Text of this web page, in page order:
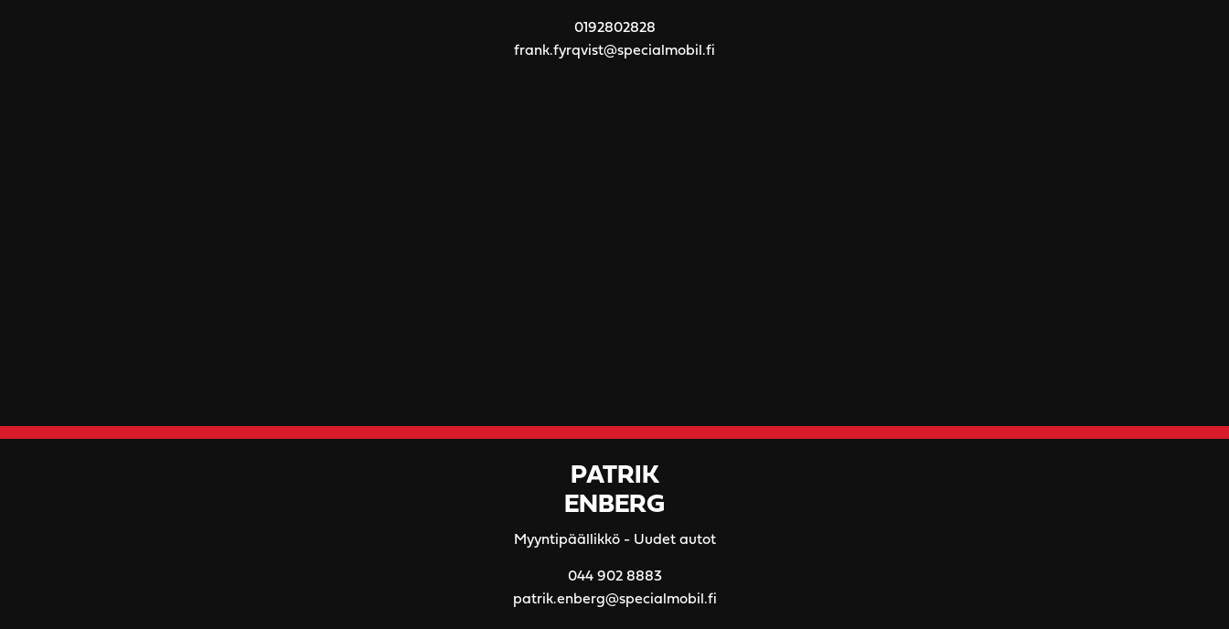
0192802828
frank.fyrqvist@specialmobil.fi
PATRIK
ENBERG
Myyntipäällikkö - Uudet autot
044 902 8883
patrik.enberg@specialmobil.fi